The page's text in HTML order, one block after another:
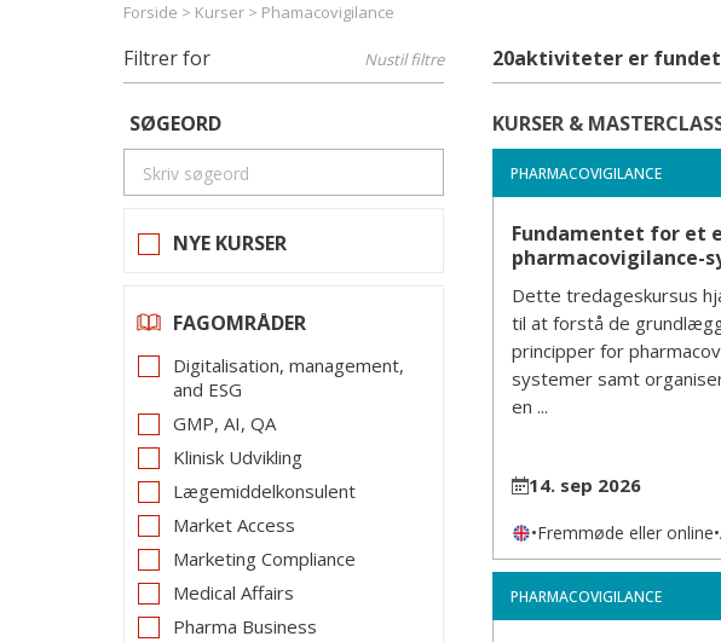
Forside > Kurser > Phamacovigilance
Filtrer for Nustil filtre
SØGEORD
NYE KURSER
FAGOMRÅDER
Digitalisation, management,
and ESG
GMP, AI, QA
Klinisk Udvikling
Lægemiddelkonsulent
Market Access
Marketing Compliance
Medical Affairs
Pharma Business
20aktiviteter er
KURSER &
PHARMACOVIGILANCE
Fundamentet for et
pharmacovigilance-
Dette tredageskursus
til at forstå de
principper for
systemer samt
en ...
14. sep 2026
•Fremmøde eller online•
PHARMACOVIGILANCE